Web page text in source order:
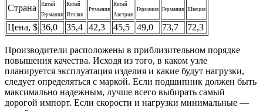
Страна
Китай
Германия
Китай
Италия
Румыния
Китай
Австрия
Германия Германия Швеция
Цена, $ 36,0 35,4 42,3 45,5 49,0 73,7 72,3
Производители расположены в приблизительном порядке
повышения качества. Исходя из того, в каком узле
планируется эксплуатация изделия и какие будут нагрузки,
следует определяться с маркой. Если подшипник должен быть
максимально надежным, лучше всего выбирать самый
дорогой импорт. Если скорости и нагрузки минимальные —